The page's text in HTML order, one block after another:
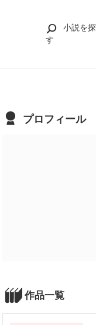
小説を探
す
プロフィール
作品一覧